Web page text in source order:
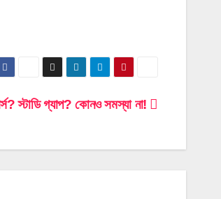
স্টাডি গ্যাপ? কোনও সমস্যা না!